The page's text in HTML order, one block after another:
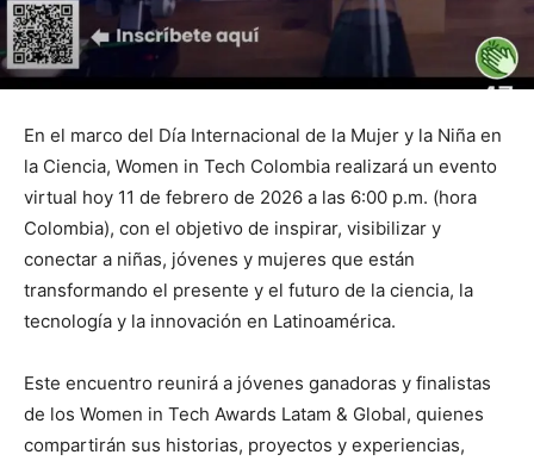
En el marco del Día Internacional de la Mujer y la Niña en
la Ciencia, Women in Tech Colombia realizará un evento
virtual hoy 11 de febrero de 2026 a las 6:00 p.m. (hora
Colombia), con el objetivo de inspirar, visibilizar y
conectar a niñas, jóvenes y mujeres que están
transformando el presente y el futuro de la ciencia, la
tecnología y la innovación en Latinoamérica.
Este encuentro reunirá a jóvenes ganadoras y finalistas
de los Women in Tech Awards Latam & Global, quienes
compartirán sus historias, proyectos y experiencias,